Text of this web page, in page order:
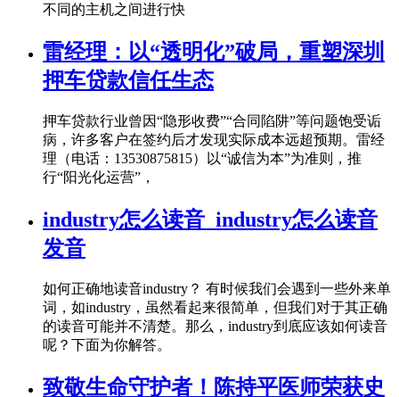
不同的主机之间进行快
雷经理：以“透明化”破局，重塑深圳
押车贷款信任生态
押车贷款行业曾因“隐形收费”“合同陷阱”等问题饱受诟
病，许多客户在签约后才发现实际成本远超预期。雷经
理（电话：13530875815）以“诚信为本”为准则，推
行“阳光化运营”，
industry怎么读音_industry怎么读音
发音
如何正确地读音industry？ 有时候我们会遇到一些外来单
词，如industry，虽然看起来很简单，但我们对于其正确
的读音可能并不清楚。那么，industry到底应该如何读音
呢？下面为你解答。
致敬生命守护者！陈持平医师荣获史